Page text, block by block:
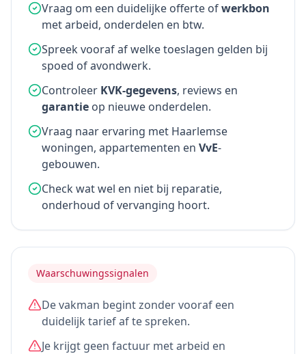
Vraag om een duidelijke offerte ofwerkbon
met arbeid, onderdelen en btw.
Spreek vooraf af welke toeslagen gelden bij
spoed of avondwerk.
Controleer KVK-gegevens, reviews en
garantie op nieuwe onderdelen.
Vraag naar ervaring met Haarlemse
woningen, appartementen en VvE-
gebouwen.
Check wat wel en niet bij reparatie,
onderhoud of vervanging hoort.
Waarschuwingssignalen
De vakman begint zonder vooraf een
duidelijk tarief af te spreken.
Je krijgt geen factuur met arbeid en